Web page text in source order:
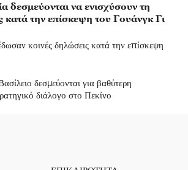
δεσμεύονται να ενισχύσουν τη
κατά την επίσκεψη του Γουάνγκ Γι
κοινές δηλώσεις κατά την επίσκεψη
δεσμεύονται για βαθύτερη
διάλογο στο Πεκίνο